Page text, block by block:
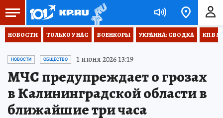
НОВОСТИ ТОЛЬКО У НАС ВОЕНКОРЫ УКРАИНА: СВОДКА КП В
НОВОСТИ ОБЩЕСТВО 1 июня 2026 13:19
МЧС предупреждает о грозах
в Калининградской области в
ближайшие три часа